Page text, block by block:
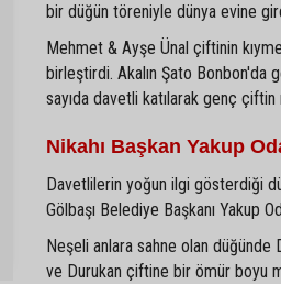
bir düğün töreniyle dünya evine
Mehmet & Ayşe Ünal çiftinin
birleştirdi. Akalın Şato Bonbon'da
sayıda davetli katılarak genç
Nikahı Başkan Yakup
Davetlilerin yoğun ilgi gösterdiği
Gölbaşı Belediye Başkanı Yakup
Neşeli anlara sahne olan düğünde
ve Durukan çiftine bir ömür boyu